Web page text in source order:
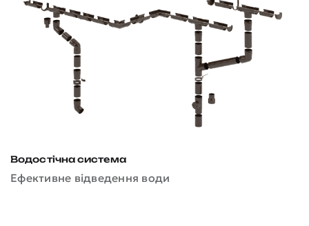
Водостічна система
Ефективне відведення води